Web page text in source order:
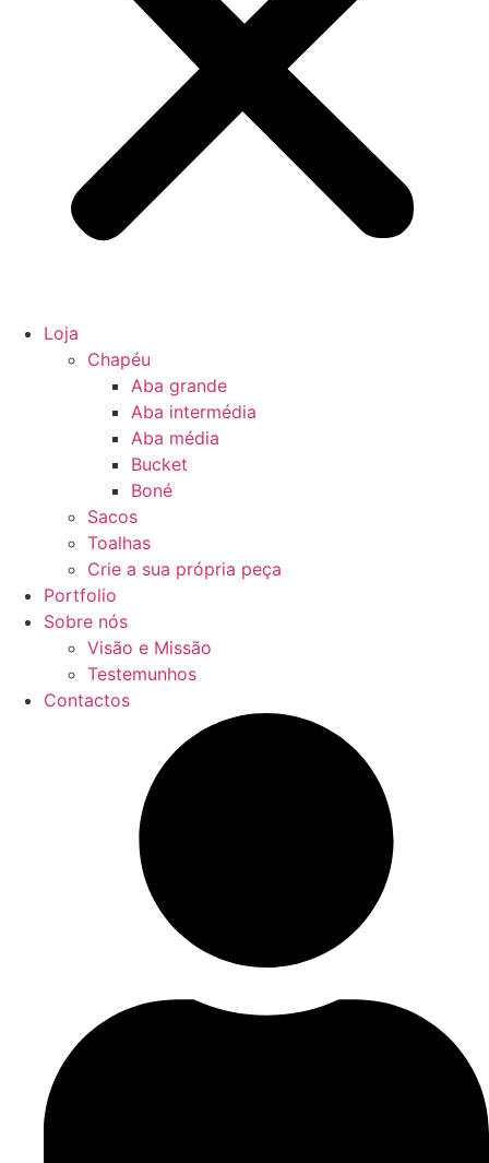
Loja
Chapéu
Aba grande
Aba intermédia
Aba média
Bucket
Boné
Sacos
Toalhas
Crie a sua própria peça
Portfolio
Sobre nós
Visão e Missão
Testemunhos
Contactos